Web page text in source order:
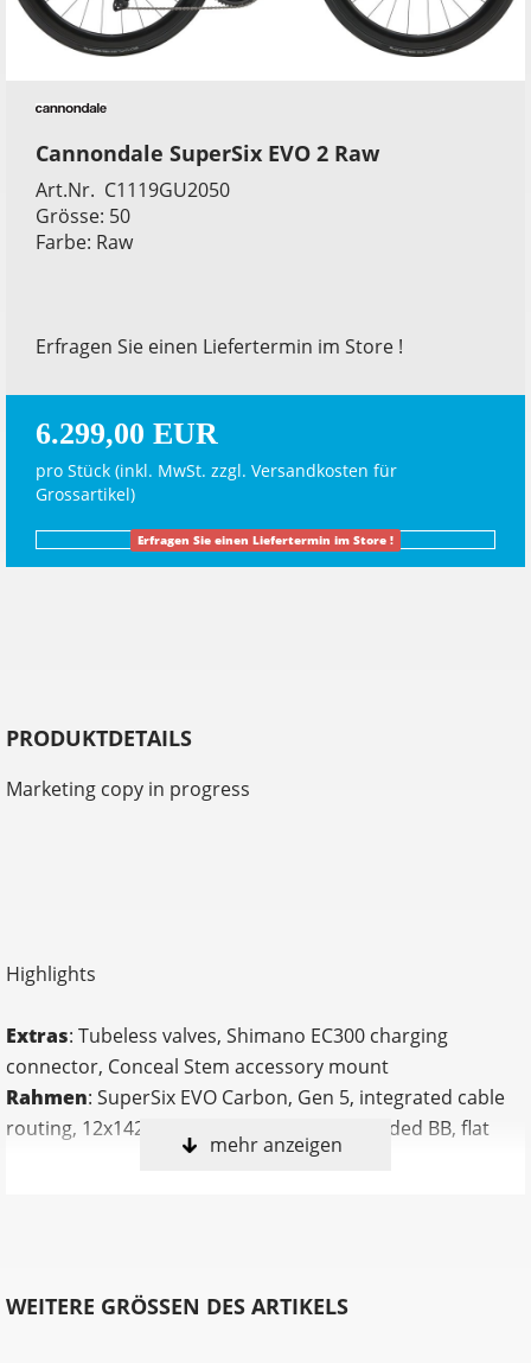
Cannondale SuperSix EVO 2 Raw
Art.Nr. C1119GU2050
Grösse: 50
Farbe: Raw
Erfragen Sie einen Liefertermin im Store !
6.299,00 EUR
pro Stück (inkl. MwSt. zzgl. Versandkosten für
Grossartikel)
Erfragen Sie einen Liefertermin im Store !
PRODUKTDETAILS
Marketing copy in progress
Highlights
Extras: Tubeless valves, Shimano EC300 charging
connector, Conceal Stem accessory mount
Rahmen: SuperSix EVO Carbon, Gen 5, integrated cable
routing, 12x142 thru-axle, BSA 68mm threaded BB, flat
mount disc, integrated seat binder, UDH
race, 12x100mm thru-axle, flat mount disc, internal
mehr anzeigen
WEITERE GRÖSSEN DES ARTIKELS